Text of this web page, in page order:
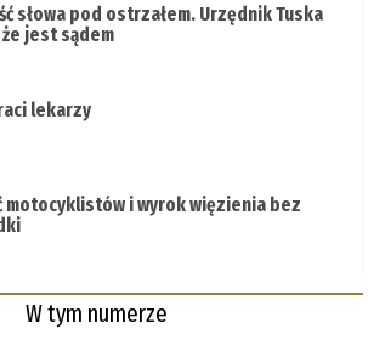
słowa pod ostrzałem. Urzędnik Tuska
że jest sądem
lekarzy
motocyklistów i wyrok więzienia bez
W tym numerze